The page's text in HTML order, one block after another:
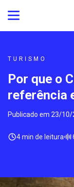
TURISMO
Por que o
referência
Publicado em 23/10/
4 min de leitura